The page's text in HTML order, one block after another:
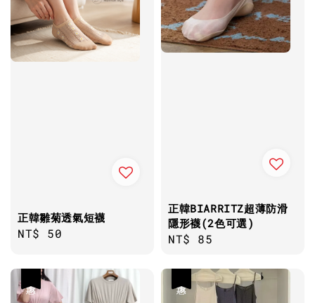
正韓雛菊透氣短襪
Regular
NT$ 50
正韓BIARRITZ超薄防滑
隱形襪(2色可選)
Regular
NT$ 85